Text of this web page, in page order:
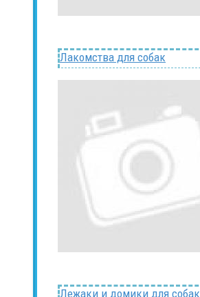
Лакомства для собак
Лежаки и домики для собак